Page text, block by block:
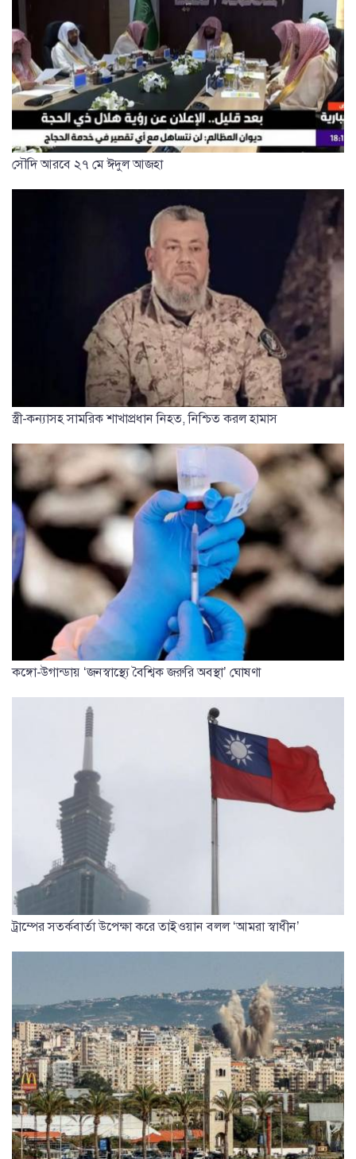
সৌদি আরবে ২৭ মে ঈদুল আজহা
স্ত্রী-কন্যাসহ সামরিক শাখাপ্রধান নিহত, নিশ্চিত করল হামাস
কঙ্গো-উগান্ডায় ‘জনস্বাস্থ্যে বৈশ্বিক জরুরি অবস্থা’ ঘোষণা
ট্রাম্পের সতর্কবার্তা উপেক্ষা করে তাইওয়ান বলল ‘আমরা স্বাধীন’